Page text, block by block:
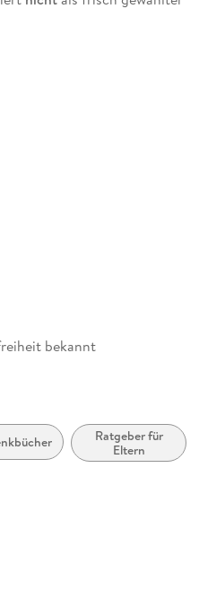
mit verschiedenen
und Sätze, die man
von Kindergarten- und
Elternabend kommt
bekannt
Ratgeber für
Eltern